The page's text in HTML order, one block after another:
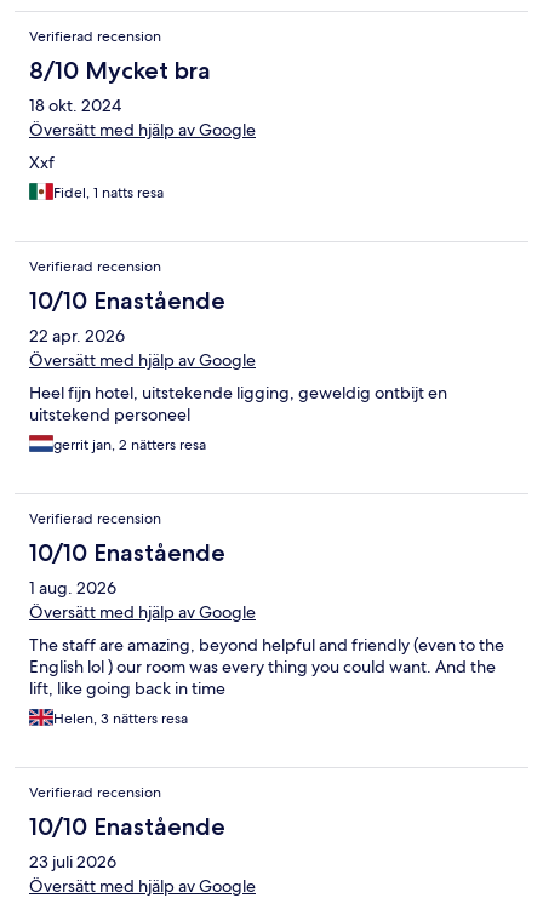
Verifierad recension
8/10 Mycket bra
18 okt. 2024
Översätt med hjälp av Google
Xxf
Fidel, 1 natts resa
Verifierad recension
10/10 Enastående
22 apr. 2026
Översätt med hjälp av Google
Heel fijn hotel, uitstekende ligging, geweldig ontbijt en
uitstekend personeel
gerrit jan, 2 nätters resa
Verifierad recension
10/10 Enastående
1 aug. 2026
Översätt med hjälp av Google
The staff are amazing, beyond helpful and friendly (even to the
English lol ) our room was every thing you could want. And the
lift, like going back in time
Helen, 3 nätters resa
Verifierad recension
10/10 Enastående
23 juli 2026
Översätt med hjälp av Google